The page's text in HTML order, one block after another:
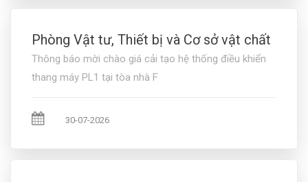
Phòng Vật tư, Thiết bị và Cơ sở vật chất
Thông báo mời chào giá cải tạo hệ thống điều khiển
thang máy PL1 tại tòa nhà F
30-07-2026